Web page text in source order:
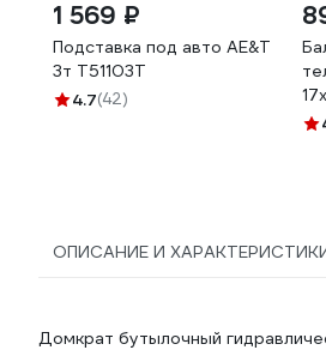
1 569 ₽
Подставка под авто AE&T
3т T51103T
4.7(42)
ОПИСАНИЕ И
Домкрат бутылочный